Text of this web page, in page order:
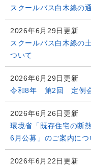
スクールバス白木線の
2026年6月29日更新
スクールバス白木線の
ついて
2026年6月29日更新
令和8年 第2回 定例
2026年6月26日更新
環境省「既存住宅の断
6月公募」のご案内につ
2026年6月22日更新